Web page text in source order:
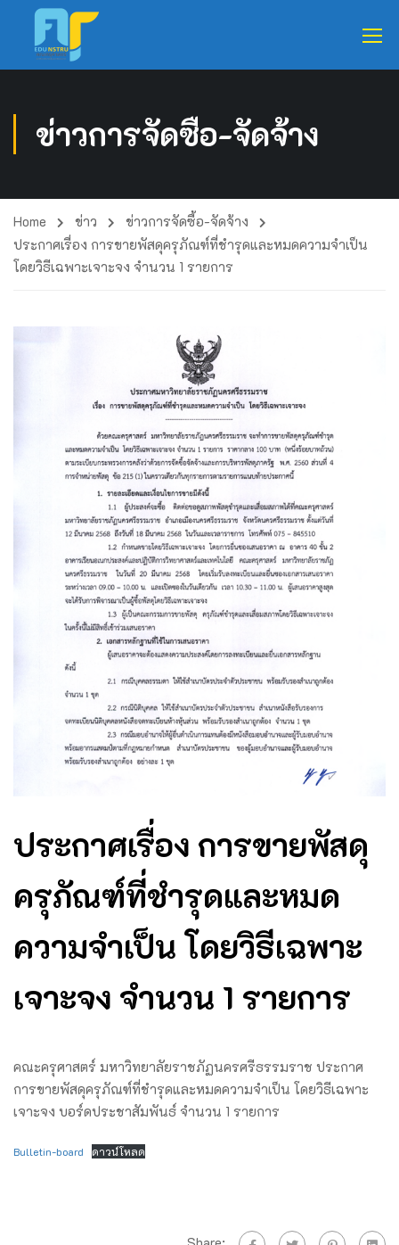
ข่าวการจัดซื้อ-จัดจ้าง
Home ข่าว
ข่าวการจัดซื้อ-จัดจ้าง
ประกาศเรื่อง การขายพัสดุครุภัณฑ์ที่ชำรุดและหมดความจำเป็น
โดยวิธีเฉพาะเจาะจง จำนวน 1 รายการ
ประกาศเรื่อง การขายพัสดุ
ครุภัณฑ์ที่ชำรุดและหมด
ความจำเป็น โดยวิธีเฉพาะ
เจาะจง จำนวน 1 รายการ
คณะครุศาสตร์ มหาวิทยาลัยราชภัฏนครศรีธรรมราช ประกาศ
การขายพัสดุครุภัณฑ์ที่ชำรุดและหมดความจำเป็น โดยวิธีเฉพาะ
เจาะจง บอร์ดประชาสัมพันธ์ จํานวน 1 รายการ
Bulletin-board ดาวน์โหลด